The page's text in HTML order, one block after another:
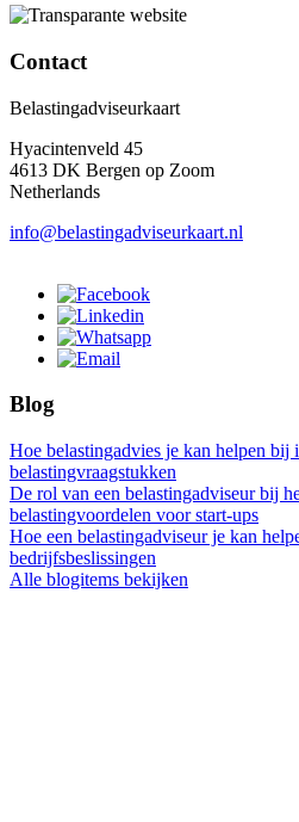
Contact
Belastingadviseurkaart
Hyacintenveld 45
4613 DK Bergen op Zoom
Netherlands
info@belastingadviseurkaart.nl
Blog
Hoe belastingadvies je kan helpen bij
belastingvraagstukken
De rol van een belastingadviseur bij
belastingvoordelen voor start-ups
Hoe een belastingadviseur je kan
bedrijfsbeslissingen
Alle blogitems bekijken